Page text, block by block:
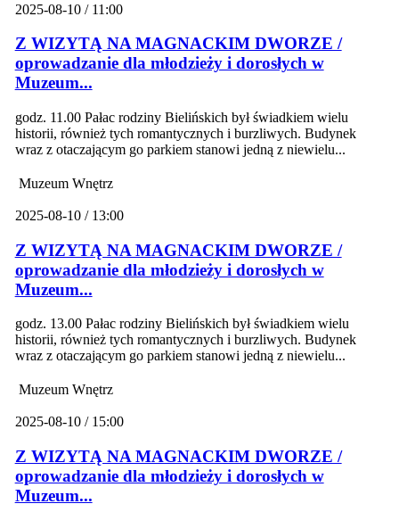
2025-08-10 / 11:00
Z WIZYTĄ NA MAGNACKIM DWORZE /
oprowadzanie dla młodzieży i dorosłych w
Muzeum...
godz. 11.00 Pałac rodziny Bielińskich był świadkiem wielu
historii, również tych romantycznych i burzliwych. Budynek
wraz z otaczającym go parkiem stanowi jedną z niewielu...
Muzeum Wnętrz
2025-08-10 / 13:00
Z WIZYTĄ NA MAGNACKIM DWORZE /
oprowadzanie dla młodzieży i dorosłych w
Muzeum...
godz. 13.00 Pałac rodziny Bielińskich był świadkiem wielu
historii, również tych romantycznych i burzliwych. Budynek
wraz z otaczającym go parkiem stanowi jedną z niewielu...
Muzeum Wnętrz
2025-08-10 / 15:00
Z WIZYTĄ NA MAGNACKIM DWORZE /
oprowadzanie dla młodzieży i dorosłych w
Muzeum...